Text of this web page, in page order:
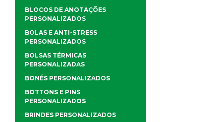
BLOCOS DE ANOTAÇÕES
PERSONALIZADOS
BOLAS E ANTI-STRESS
PERSONALIZADOS
BOLSAS TÉRMICAS
PERSONALIZADAS
BONÉS PERSONALIZADOS
BOTTONS E PINS
PERSONALIZADOS
BRINDES PERSONALIZADOS